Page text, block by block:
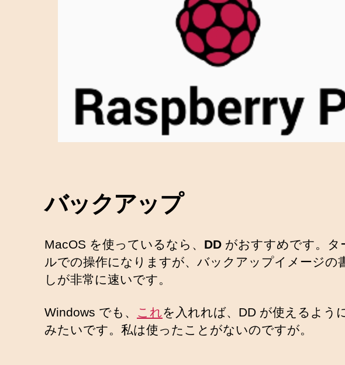
バックアップ
MacOS を使っているなら、 DD がおすすめです。タ
ルでの操作になりますが、バックアップイメージの
しが非常に速いです。
Windows でも、 これを入れれば、DD が使えるよう
みたいです。私は使ったことがないのですが。